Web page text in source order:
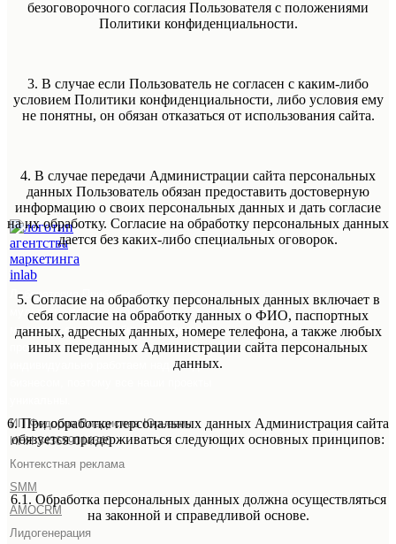
Лаборатория Прибыли -
мультиагентство, которое помогает
малому и среднему бизнесу увеличить
продажи и привлекать клиентов. Мы
индивидуально работаем над каждым
ИП Федоров Владислав Юрьевич
ИНН 343659014340
Контекстная реклама
SMM
AMOCRM
Лидогенерация
безоговорочного согласия Пользователя с положениями
Политики конфиденциальности.
3. В случае если Пользователь не согласен с каким-либо
условием Политики конфиденциальности, либо условия ему
не понятны, он обязан отказаться от использования сайта.
4. В случае передачи Администрации сайта персональных
данных Пользователь обязан предоставить достоверную
информацию о своих персональных данных и дать согласие
на их обработку. Согласие на обработку персональных данных
дается без каких-либо специальных оговорок.
5. Согласие на обработку персональных данных включает в
себя согласие на обработку данных о ФИО, паспортных
данных, адресных данных, номере телефона, а также любых
иных переданных Администрации сайта персональных
данных.
6. При обработке персональных данных Администрация сайта
обязуется придерживаться следующих основных принципов:
6.1. Обработка персональных данных должна осуществляться
на законной и справедливой основе.